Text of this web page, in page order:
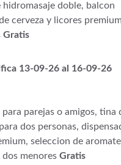
doble, balcon
cerveza y licores
Gratis
13-09-26 al 16-09-26
para parejas o amigos, tina
dos personas,
seleccion de
menores Gratis